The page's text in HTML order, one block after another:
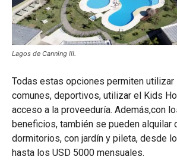
Lagos de Canning III.
Todas estas opciones permiten
comunes, deportivos, utilizar el Kids
acceso a la proveeduría. Además,con
beneficios, también se pueden alquilar
dormitorios, con jardín y pileta, desde
hasta los USD 5000 mensuales.